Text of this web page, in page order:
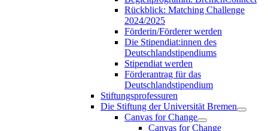
Rückblick: Matching Challenge
2024/2025
Förderin/Förderer werden
Die Stipendiat:innen des
Deutschlandstipendiums
Stipendiat werden
Förderantrag für das
Deutschlandstipendium
Stiftungsprofessuren
Die Stiftung der Universität Bremen
Canvas for Change
Canvas for Change